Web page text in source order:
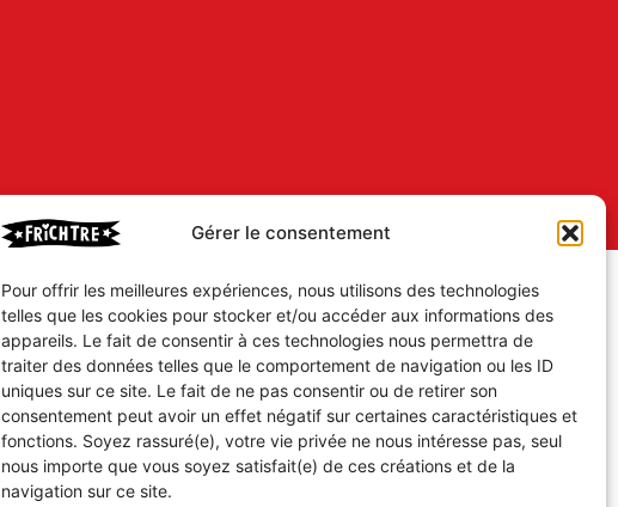
Gérer le consentement
Pour offrir les meilleures expériences, nous utilisons des technologies
telles que les cookies pour stocker et/ou accéder aux informations des
appareils. Le fait de consentir à ces technologies nous permettra de
traiter des données telles que le comportement de navigation ou les ID
uniques sur ce site. Le fait de ne pas consentir ou de retirer son
consentement peut avoir un effet négatif sur certaines caractéristiques et
fonctions. Soyez rassuré(e), votre vie privée ne nous intéresse pas, seul
nous importe que vous soyez satisfait(e) de ces créations et de la
navigation sur ce site.